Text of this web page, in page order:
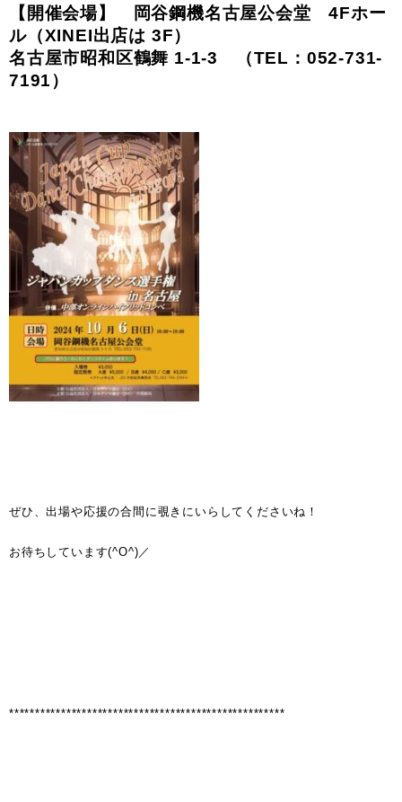
【開催会場】 岡谷鋼機名古屋公会堂 4Fホー
ル（XINEI出店は 3F）
名古屋市昭和区鶴舞 1-1-3 （TEL：052-731-
7191）
ぜひ、出場や応援の合間に覗きにいらしてくださいね！
お待ちしています(^O^)／
*****************************************************